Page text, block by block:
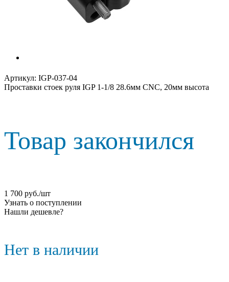
Артикул: IGP-037-04
Проставки стоек руля IGP 1-1/8 28.6мм CNC, 20мм высота
Товар закончился
1 700 руб./шт
Узнать о поступлении
Нашли дешевле?
Нет в наличии